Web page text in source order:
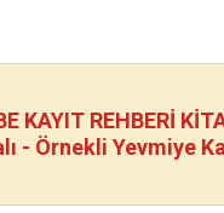
KAYIT REHBERİ
- Örnekli Yevmiye